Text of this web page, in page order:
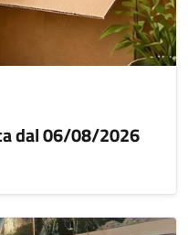
dal 06/08/2026